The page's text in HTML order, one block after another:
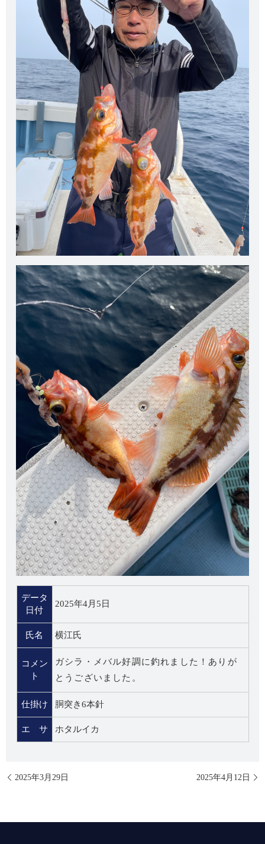
データ
日付
2025年4月5日
氏名 横江氏
コメン
ト
ガシラ・メバル好調に釣れました！ありが
とうございました。
仕掛け 胴突き6本針
エ サ ホタルイカ
2025年3月29日 2025年4月12日